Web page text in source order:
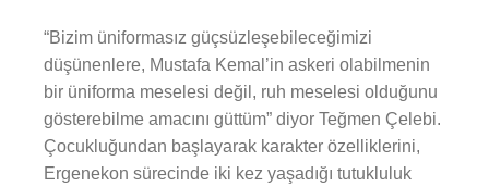
“Bizim üniformasız güçsüzleşebileceğimizi
düşünenlere, Mustafa Kemal’in askeri olabilmenin
bir üniforma meselesi değil, ruh meselesi olduğunu
gösterebilme amacını güttüm” diyor Teğmen Çelebi.
Çocukluğundan başlayarak karakter özelliklerini,
Ergenekon sürecinde iki kez yaşadığı tutukluluk